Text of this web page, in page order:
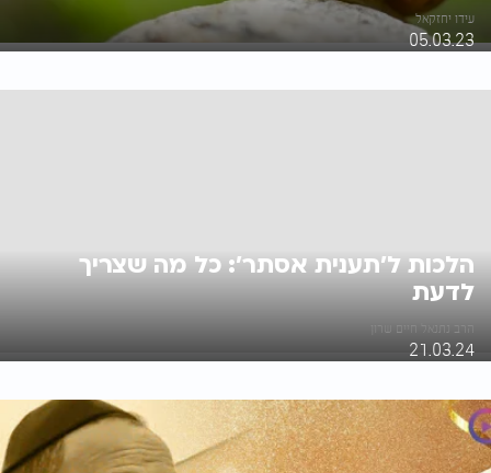
עידו יחזקאל
05.03.23
הלכות ל’תענית אסתר’: כל מה שצריך
לדעת
הרב נתנאל חיים שרון
21.03.24